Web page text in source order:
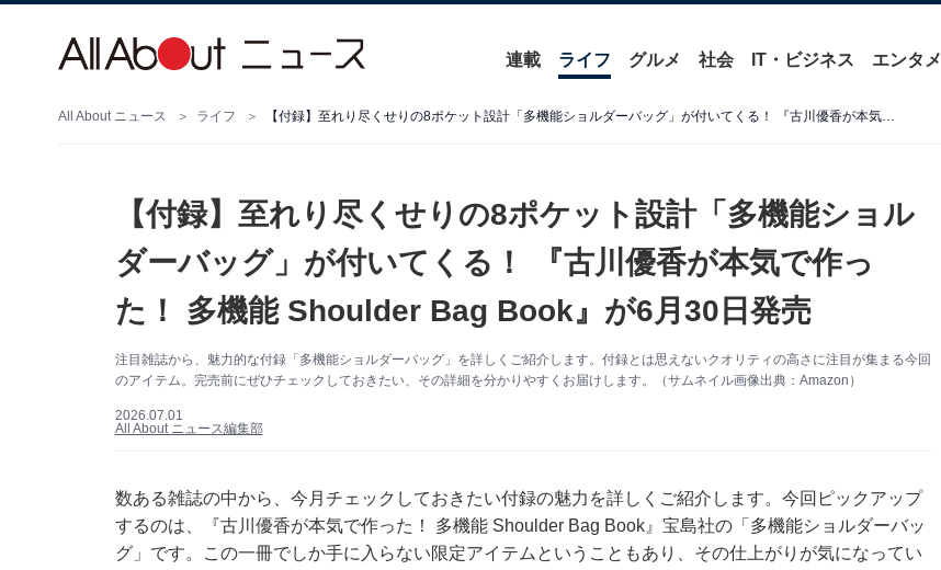
連載 ライフ グルメ 社会 IT・ビジネス エンタメ
All About ニュース ライフ 【付録】至れり尽くせりの8ポケット設計「多機能ショルダーバッグ」が付いてくる！ 『古川優香が本気で作った！ 多機能 Shoulder Bag Book』が6月30日発売
【付録】至れり尽くせりの8ポケット設計「多機能ショル
ダーバッグ」が付いてくる！ 『古川優香が本気で作っ
た！ 多機能 Shoulder Bag Book』が6月30日発売
注目雑誌から、魅力的な付録「多機能ショルダーバッグ」を詳しくご紹介します。付録とは思えないクオリティの高さに注目が集まる今回
のアイテム。完売前にぜひチェックしておきたい、その詳細を分かりやすくお届けします。（サムネイル画像出典：Amazon）
2026.07.01
All About ニュース編集部
数ある雑誌の中から、今月チェックしておきたい付録の魅力を詳しくご紹介します。今回ピックアップ
するのは、『古川優香が本気で作った！ 多機能 Shoulder Bag Book』宝島社の「多機能ショルダーバッ
グ」です。この一冊でしか手に入らない限定アイテムということもあり、その仕上がりが気になってい